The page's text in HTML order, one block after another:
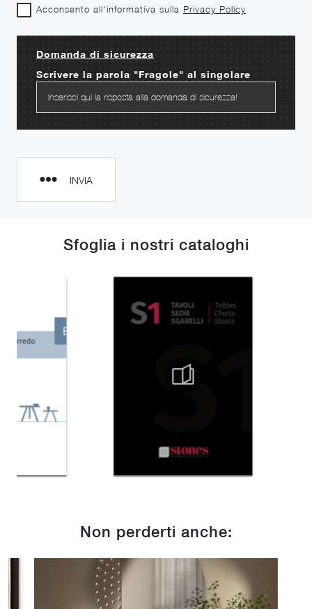
Sfoglia i nostri cataloghi
Acconsento all'informativa sulla Privacy Policy
Domanda di sicurezza
Scrivere la parola "Fragole" al singolare
INVIA
Non perderti anche: